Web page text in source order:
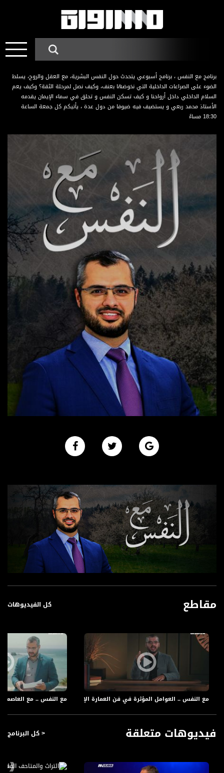
برنامج مع النفس ، برنامج أسبوعي يتحدث حول النفس البشرية، مع العقل والروح، يسلط
الضوء على الصراعات الداخلية التي نخوضها بعنف، وكيف نصل لمرحلة الثقة؟ وكيف يعم
السلام الداخلي داخل أرواحنا و كيف تسكن النفس و تحلق في سماء الإيمان يقدمه
الأستاذ محمد ربعي و يستضيف فيه ضيوفا من دول عدة ، يأتيكم كل جمعة الساعة
18:30 مساءً
مقاطع كل الفيديوهات
مع النفس .. مع العاصمة بغداد .. يبنيها 100 ألف عامل ،مع النفس .. العوامل المؤثرة في فن العمارة الإسلامية
فيديوهات متعلقة < كل البرنامج